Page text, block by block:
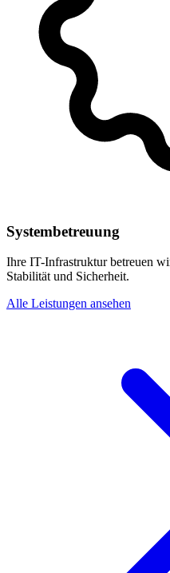
Systembetreuung
Ihre IT-Infrastruktur betreuen
Stabilität und Sicherheit.
Alle Leistungen ansehen